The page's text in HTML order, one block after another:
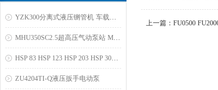
YZK300分离式液压铡管机 车载式液压拔轮器 气动悬浮平衡器
MHU350SC2.5超高压气动泵站 MHU189MC2.0柱塞液压泵
HSP 83 HSP 123 HSP 203 HSP 303 液压拉马
ZU4204TI-Q液压扳手电动泵
上一篇： FU0500